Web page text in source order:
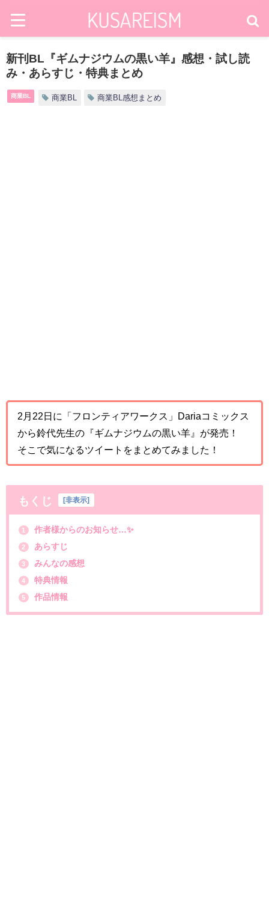
新刊BL『ギムナジウムの黒い羊』感想・試し読
み・あらすじ・特典まとめ
商業BL 商業BL 商業BL感想まとめ
2月22日に「フロンティアワークス」Dariaコミックス
から鈴代先生の『ギムナジウムの黒い羊』が発売！
そこで気になるツイートをまとめてみました！
もくじ [非表示]
1 作者様からのお知らせ…✨
2 あらすじ
3 みんなの感想
4 特典情報
5 作品情報